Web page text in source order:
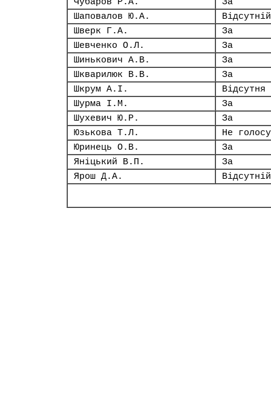
Шаповалов Ю.А.
Відсутній
Шверк Г.А.
За
Шевченко О.Л.
За
Шинькович А.В.
За
Шкварилюк В.В.
За
Шкрум А.І.
Відсутня
Шурма І.М.
За
Шухевич Ю.Р.
За
Юзькова Т.Л.
Не
Юринець О.В.
За
Яніцький В.П.
За
Ярош Д.А.
Відсутній